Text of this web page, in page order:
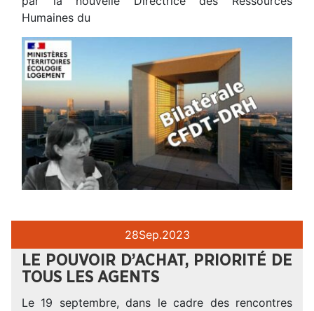
Humaines du
28Sep.2023
LE POUVOIR D’ACHAT, PRIORITÉ DE
TOUS LES AGENTS
Le 19 septembre, dans le cadre des rencontres